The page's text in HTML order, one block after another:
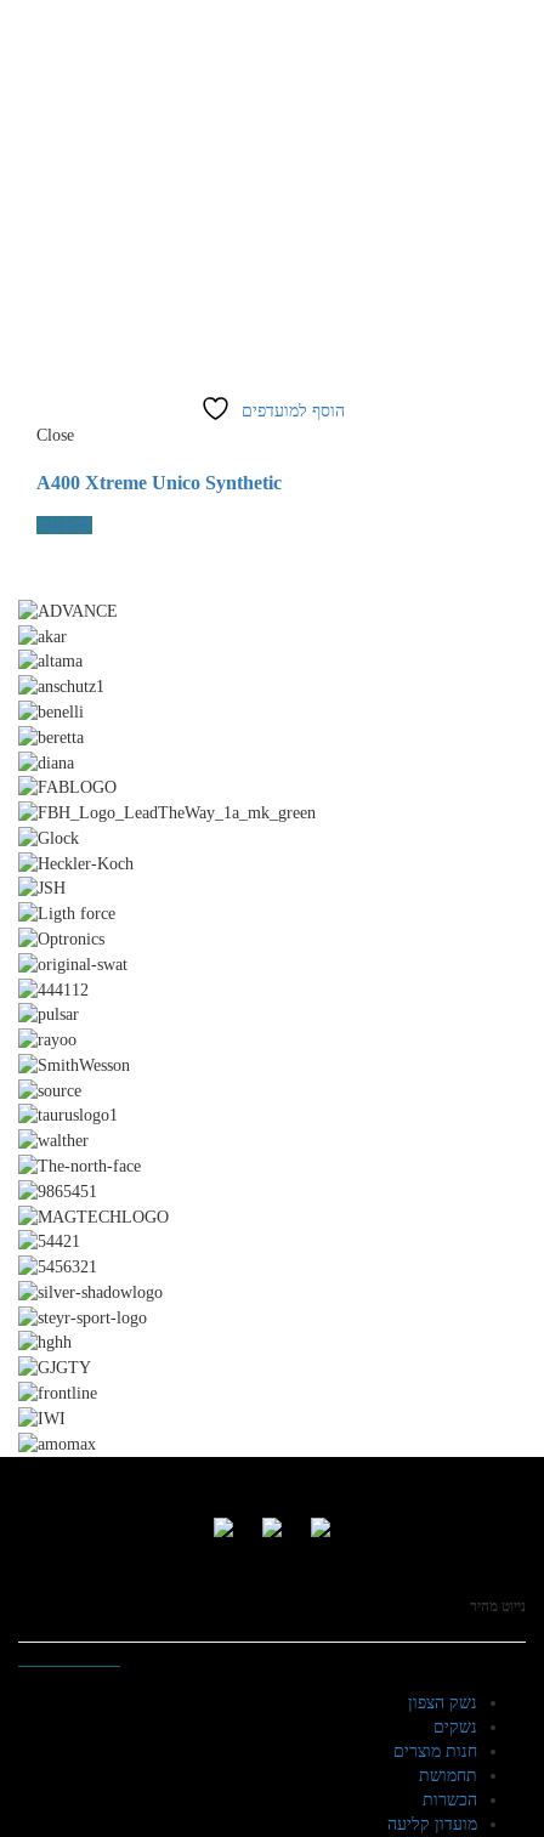
הוסף למועדפים
Close
A400 Xtreme Unico Synthetic
קרא עוד
נייוט מהיר
נשק הצפון
נשקים
חנות מוצרים
תחמושת
הכשרות
מועדון קליעה